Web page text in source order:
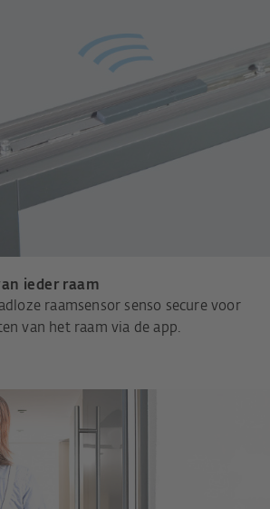
ieder raam
raamsensor senso secure voor
van het raam via de app.